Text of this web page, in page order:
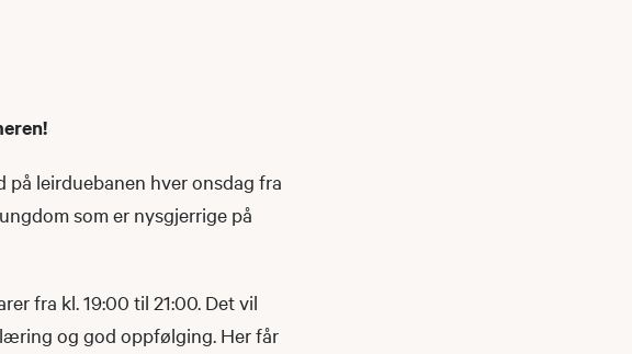
leirduebanen hver onsdag fra
som er nysgjerrige på
fra kl. 19:00 til 21:00. Det vil
og god oppfølging. Her får